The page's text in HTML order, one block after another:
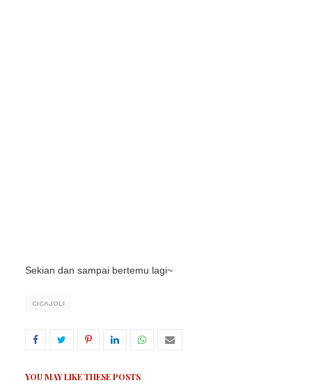
Sekian dan sampai bertemu lagi~
CICAJOLI
YOU MAY LIKE THESE POSTS